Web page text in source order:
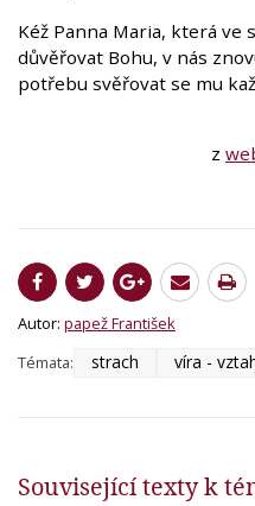
Kéž Panna Maria, která ve
důvěřovat Bohu, v nás
potřebu svěřovat se mu
z
Autor: papež František
Témata:
strach víra -
Související texty k